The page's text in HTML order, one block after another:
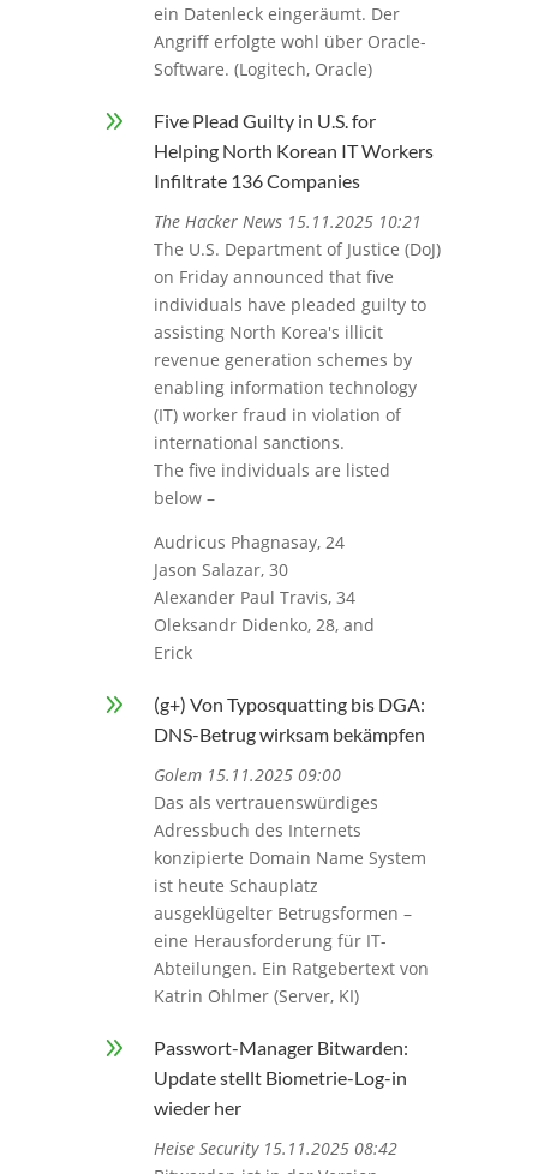
ein Datenleck eingeräumt. Der
Angriff erfolgte wohl über Oracle-
Software. (Logitech, Oracle)
9
Five Plead Guilty in U.S. for
Helping North Korean IT Workers
Infiltrate 136 Companies
The Hacker News 15.11.2025 10:21
The U.S. Department of Justice (DoJ)
on Friday announced that five
individuals have pleaded guilty to
assisting North Korea's illicit
revenue generation schemes by
enabling information technology
(IT) worker fraud in violation of
international sanctions.
The five individuals are listed
below –
Audricus Phagnasay, 24
Jason Salazar, 30
Alexander Paul Travis, 34
Oleksandr Didenko, 28, and
Erick
9
(g+) Von Typosquatting bis DGA:
DNS-Betrug wirksam bekämpfen
Golem 15.11.2025 09:00
Das als vertrauenswürdiges
Adressbuch des Internets
konzipierte Domain Name System
ist heute Schauplatz
ausgeklügelter Betrugsformen –
eine Herausforderung für IT-
Abteilungen. Ein Ratgebertext von
Katrin Ohlmer (Server, KI)
9
Passwort-Manager Bitwarden:
Update stellt Biometrie-Log-in
wieder her
Heise Security 15.11.2025 08:42